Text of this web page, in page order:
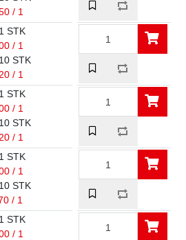
/ 1
STK
/ 1
STK
/ 1
STK
/ 1
STK
/ 1
STK
/ 1
STK
/ 1
STK
/ 1